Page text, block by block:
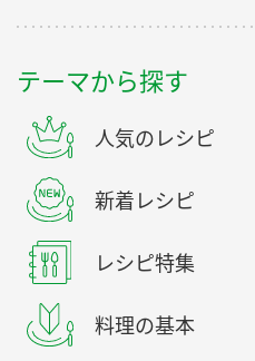
テーマから探す
人気のレシピ
新着レシピ
レシピ特集
料理の基本